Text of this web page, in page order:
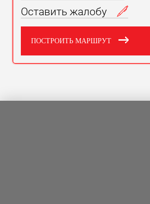
Оставить жалобу
ПОСТРОИТЬ МАРШРУТ